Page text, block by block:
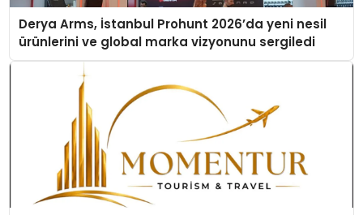
Derya Arms, İstanbul Prohunt 2026’da yeni nesil
ürünlerini ve global marka vizyonunu sergiledi